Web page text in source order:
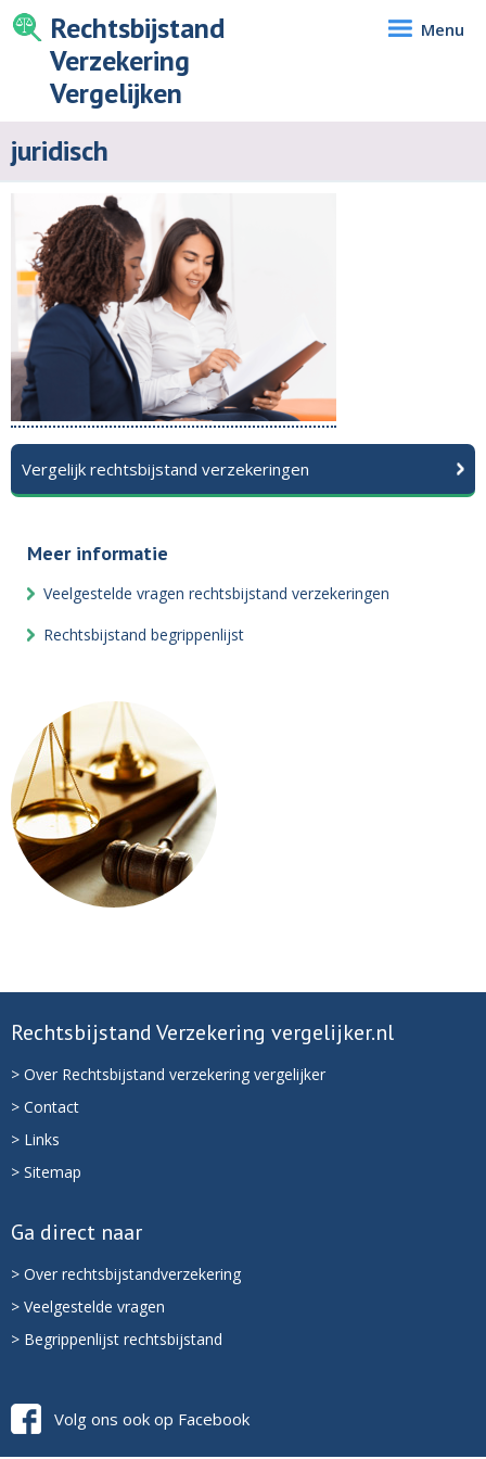
Rechtsbijstand
Verzekering
Vergelijken
Menu
juridisch
Vergelijk rechtsbijstand verzekeringen
Meer informatie
Veelgestelde vragen rechtsbijstand verzekeringen
Rechtsbijstand begrippenlijst
Rechtsbijstand Verzekering vergelijker.nl
> Over Rechtsbijstand verzekering vergelijker
> Contact
> Links
> Sitemap
Ga direct naar
> Over rechtsbijstandverzekering
> Veelgestelde vragen
> Begrippenlijst rechtsbijstand
Volg ons ook op Facebook